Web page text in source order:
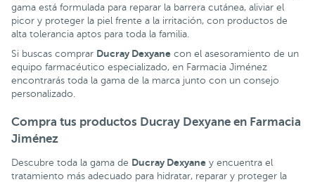
gama está formulada para reparar la barrera cutánea, aliviar el
picor y proteger la piel frente a la irritación, con productos de
alta tolerancia aptos para toda la familia.
Si buscas comprar Ducray Dexyane con el asesoramiento de un
equipo farmacéutico especializado, en Farmacia Jiménez
encontrarás toda la gama de la marca junto con un consejo
personalizado.
Compra tus productos Ducray Dexyane en Farmacia
Jiménez
Descubre toda la gama de Ducray Dexyane y encuentra el
tratamiento más adecuado para hidratar, reparar y proteger la